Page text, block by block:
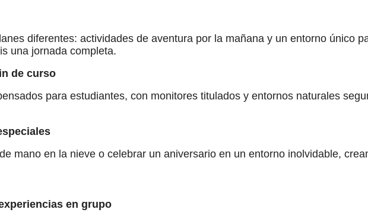
diferentes: actividades de aventura por la mañana y un entorno único
una jornada completa.
de curso
para estudiantes, con monitores titulados y entornos naturales
mano en la nieve o celebrar un aniversario en un entorno inolvidable,
en grupo